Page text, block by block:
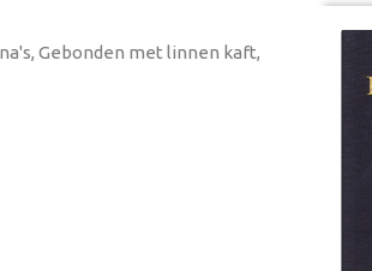
Gebonden met linnen kaft,